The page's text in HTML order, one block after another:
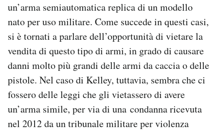
un’arma semiautomatica replica di un modello
nato per uso militare. Come succede in questi casi,
si è tornati a parlare dell’opportunità di vietare la
vendita di questo tipo di armi, in grado di causare
danni molto più grandi delle armi da caccia o delle
pistole. Nel caso di Kelley, tuttavia, sembra che ci
fossero delle leggi che gli vietassero di avere
un’arma simile, per via di una condanna ricevuta
nel 2012 da un tribunale militare per violenza